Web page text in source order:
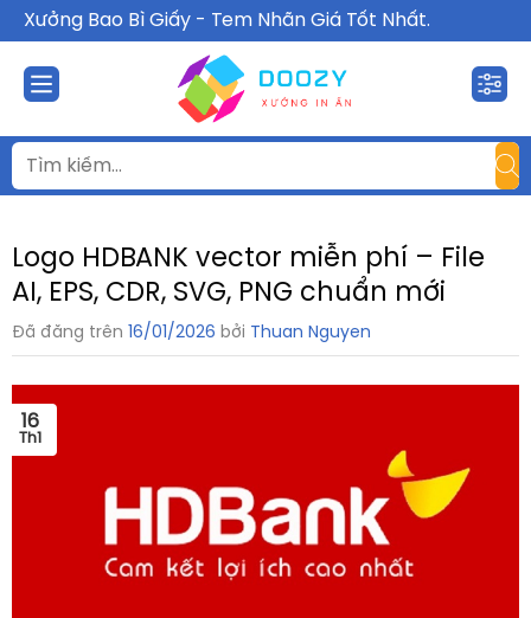
Chuyển
đến
nội
dung
Xưởng Bao Bì Giấy - Tem Nhãn Giá Tốt Nhất.
Logo HDBANK vector miễn phí – File
AI, EPS, CDR, SVG, PNG chuẩn mới
Đã đăng trên 16/01/2026 bởi Thuan Nguyen
16
Th1